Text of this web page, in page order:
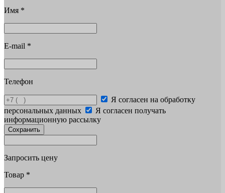
Имя *
E-mail *
Телефон
Я согласен на обработку
персональных данных
Я согласен получать
информационную рассылку
Сохранить
Запросить цену
Товар *